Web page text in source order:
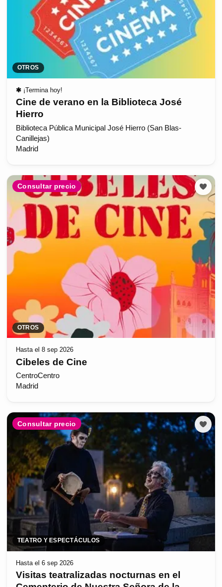
OTROS
✱ ¡Termina hoy!
Cine de verano en la Biblioteca José
Hierro
Biblioteca Pública Municipal José Hierro (San Blas-
Canillejas)
Madrid
Consultar precio
OTROS
Hasta el 8 sep 2026
Cibeles de Cine
CentroCentro
Madrid
Consultar precio
TEATRO Y ESPECTÁCULOS
Hasta el 6 sep 2026
Visitas teatralizadas nocturnas en el